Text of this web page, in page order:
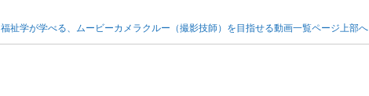
福祉学が学べる、ムービーカメラクルー（撮影技師）を目指せる動画一覧ページ上部へ